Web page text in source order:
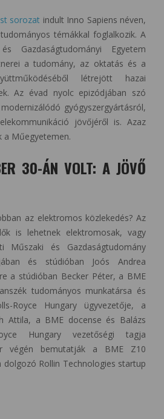
sorozat indult Inno Sapiens néven,
témákkal foglalkozik. A
Gazdaságtudományi Egyetem
a tudomány, az oktatás és a
létrejött hazai
Az évad nyolc epizódjában szó
gyógyszergyártásról,
jövőjéről is. Azaz
a Műegyetemen.
30-ÁN VOLT: A JÖVŐ
az elektromos közlekedés? Az
is lehetnek elektromosak, vagy
Műszaki és Gazdaságtudomány
és stúdióban Joós Andrea
a stúdióban Becker Péter, a BME
tudományos munkatársa és
Royce Hungary ügyvezetője, a
Attila, a BME docense és Balázs
Hungary vezetőségi tagja
végén bemutatják a BME Z10
dolgozó Rollin Technologies startup